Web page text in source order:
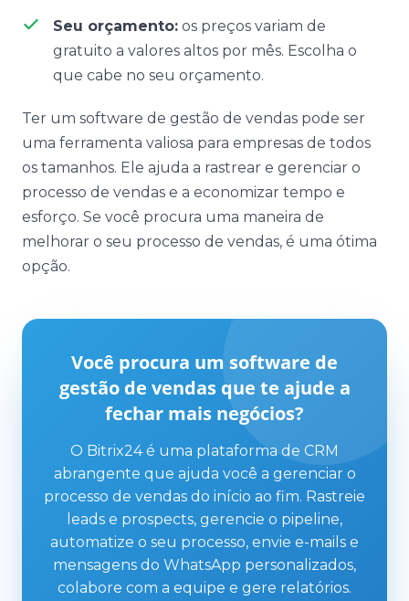
Seu orçamento: os preços variam de
gratuito a valores altos por mês. Escolha o
que cabe no seu orçamento.
Ter um software de gestão de vendas pode ser
uma ferramenta valiosa para empresas de todos
os tamanhos. Ele ajuda a rastrear e gerenciar o
processo de vendas e a economizar tempo e
esforço. Se você procura uma maneira de
melhorar o seu processo de vendas, é uma ótima
opção.
Você procura um software de
gestão de vendas que te ajude a
fechar mais negócios?
O Bitrix24 é uma plataforma de CRM
abrangente que ajuda você a gerenciar o
processo de vendas do início ao fim. Rastreie
leads e prospects, gerencie o pipeline,
automatize o seu processo, envie e-mails e
mensagens do WhatsApp personalizados,
colabore com a equipe e gere relatórios.